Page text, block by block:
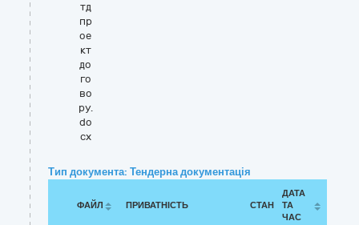
тд
пр
ое
кт
до
го
во
ру.
do
cx
Тип документа: Тендерна документація
ФАЙЛ ПРИВАТНІСТЬ СТАН
ДАТА
ТА
ЧАС